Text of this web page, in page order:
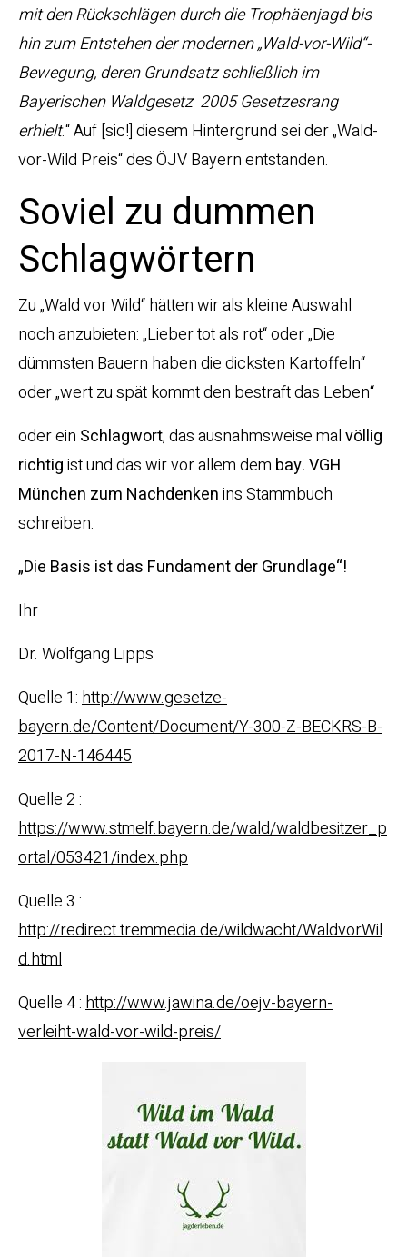
mit den Rückschlägen durch die Trophäenjagd bis
hin zum Entstehen der modernen „Wald-vor-Wild“-
Bewegung, deren Grundsatz schließlich im
Bayerischen Waldgesetz 2005 Gesetzesrang
erhielt.“ Auf [sic!] diesem Hintergrund sei der „Wald-
vor-Wild Preis“ des ÖJV Bayern entstanden.
Soviel zu dummen
Schlagwörtern
Zu „Wald vor Wild“ hätten wir als kleine Auswahl
noch anzubieten: „Lieber tot als rot“ oder „Die
dümmsten Bauern haben die dicksten Kartoffeln“
oder „wert zu spät kommt den bestraft das Leben“
oder ein Schlagwort, das ausnahmsweise malvöllig
richtigist und das wir vor allem dem bay. VGH
München zum Nachdenkenins Stammbuch
schreiben:
„Die Basis ist das Fundament der Grundlage“!
Ihr
Dr. Wolfgang Lipps
Quelle 1:http://www.gesetze-
bayern.de/Content/Document/Y-300-Z-BECKRS-B-
2017-N-146445
Quelle 2 :
https://www.stmelf.bayern.de/wald/waldbesitzer_p
ortal/053421/index.php
Quelle 3 :
http://redirect.tremmedia.de/wildwacht/WaldvorWil
d.html
Quelle 4 :http://www.jawina.de/oejv-bayern-
verleiht-wald-vor-wild-preis/